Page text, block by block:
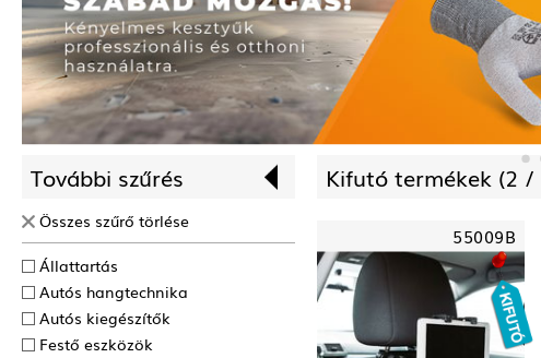
További szűrés
Összes szűrő törlése
Állattartás
Autós hangtechnika
Autós kiegészítők
Festő eszközök
Kifutó termékek (2 /
55009B